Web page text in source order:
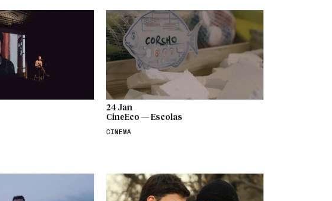
24 Jan
CineEco — Escolas
CINEMA